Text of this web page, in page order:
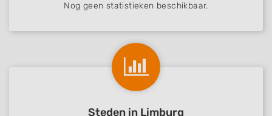
Nog geen statistieken beschikbaar.
Steden in Limburg